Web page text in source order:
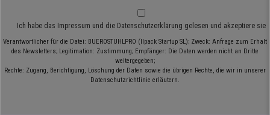
Ich habe das Impressum und die Datenschutzerklärung gelesen und akzeptiere sie
Verantwortlicher für die Datei: BUEROSTUHLPRO (Ilpack Startup SL); Zweck: Anfrage zum Erhalt
des Newsletters; Legitimation: Zustimmung; Empfänger: Die Daten werden nicht an Dritte
weitergegeben;
Rechte: Zugang, Berichtigung, Löschung der Daten sowie die übrigen Rechte, die wir in unserer
Datenschutzrichtlinie erläutern.